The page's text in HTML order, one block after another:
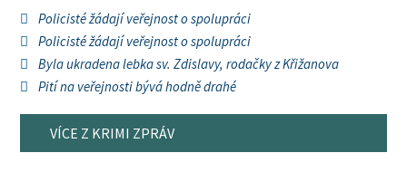
Policisté žádají veřejnost o spolupráci
Policisté žádají veřejnost o spolupráci
Byla ukradena lebka sv. Zdislavy, rodačky z Křižanova
Pití na veřejnosti bývá hodně drahé
VÍCE Z KRIMI ZPRÁV